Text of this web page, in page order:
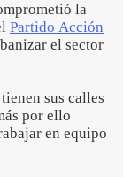
la
Partido Acción
el sector
sus calles
por ello
en equipo